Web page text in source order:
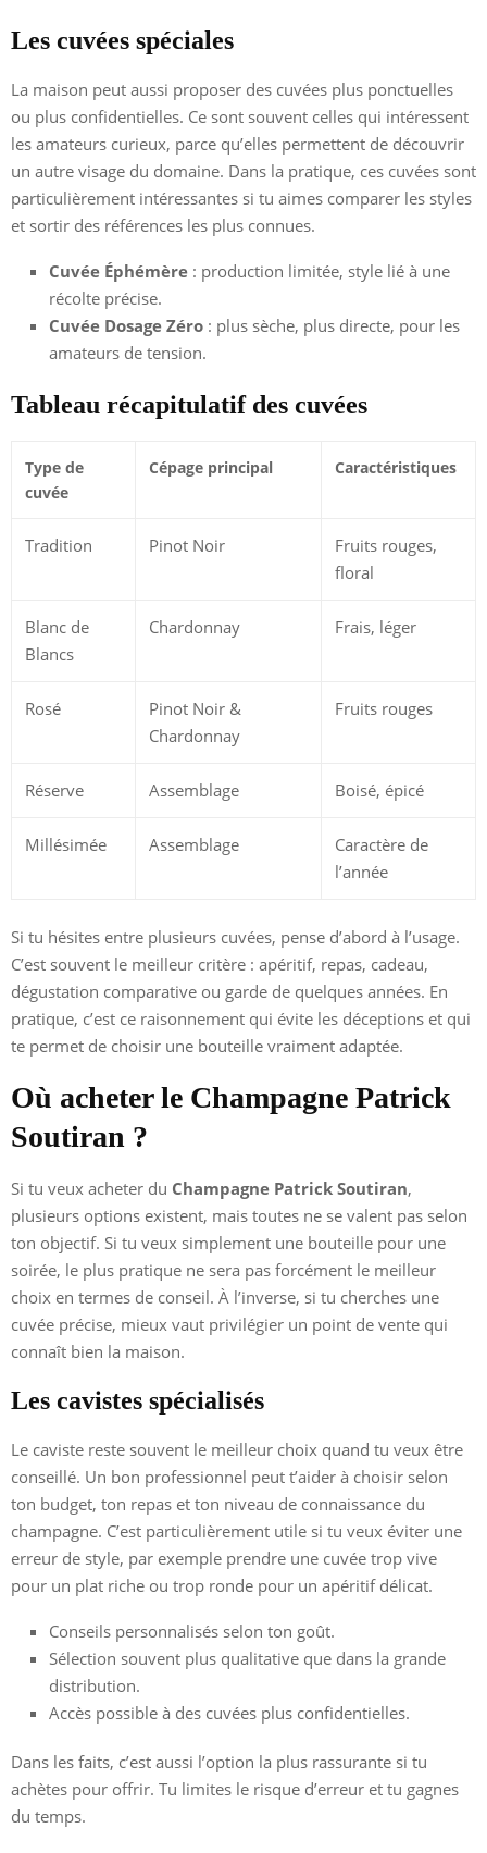
Les cuvées spéciales
La maison peut aussi proposer des cuvées plus ponctuelles
ou plus confidentielles. Ce sont souvent celles qui intéressent
les amateurs curieux, parce qu’elles permettent de découvrir
un autre visage du domaine. Dans la pratique, ces cuvées sont
particulièrement intéressantes si tu aimes comparer les styles
et sortir des références les plus connues.
Cuvée Éphémère : production limitée, style lié à une
récolte précise.
Cuvée Dosage Zéro : plus sèche, plus directe, pour les
amateurs de tension.
Tableau récapitulatif des cuvées
Type de
cuvée
Cépage principal Caractéristiques
Tradition Pinot Noir
Fruits rouges,
floral
Blanc de
Blancs
Chardonnay Frais, léger
Rosé
Pinot Noir &
Chardonnay
Fruits rouges
Réserve Assemblage Boisé, épicé
Millésimée Assemblage
Caractère de
l’année
Si tu hésites entre plusieurs cuvées, pense d’abord à l’usage.
C’est souvent le meilleur critère : apéritif, repas, cadeau,
dégustation comparative ou garde de quelques années. En
pratique, c’est ce raisonnement qui évite les déceptions et qui
te permet de choisir une bouteille vraiment adaptée.
Où acheter le Champagne Patrick
Soutiran ?
Si tu veux acheter du Champagne Patrick Soutiran,
plusieurs options existent, mais toutes ne se valent pas selon
ton objectif. Si tu veux simplement une bouteille pour une
soirée, le plus pratique ne sera pas forcément le meilleur
choix en termes de conseil. À l’inverse, si tu cherches une
cuvée précise, mieux vaut privilégier un point de vente qui
connaît bien la maison.
Les cavistes spécialisés
Le caviste reste souvent le meilleur choix quand tu veux être
conseillé. Un bon professionnel peut t’aider à choisir selon
ton budget, ton repas et ton niveau de connaissance du
champagne. C’est particulièrement utile si tu veux éviter une
erreur de style, par exemple prendre une cuvée trop vive
pour un plat riche ou trop ronde pour un apéritif délicat.
Conseils personnalisés selon ton goût.
Sélection souvent plus qualitative que dans la grande
distribution.
Accès possible à des cuvées plus confidentielles.
Dans les faits, c’est aussi l’option la plus rassurante si tu
achètes pour offrir. Tu limites le risque d’erreur et tu gagnes
du temps.